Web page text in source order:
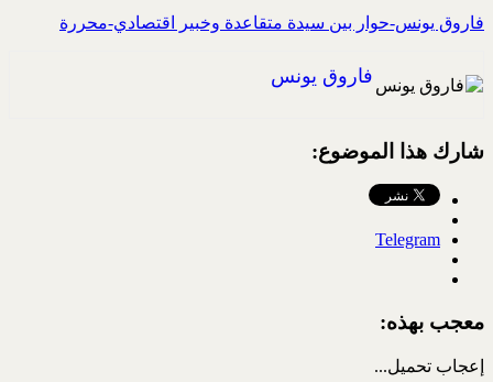
فاروق يونس-حوار بين سيدة متقاعدة وخبير اقتصادي-محررة
فاروق يونس
شارك هذا الموضوع:
Telegram
معجب بهذه:
إعجاب تحميل...